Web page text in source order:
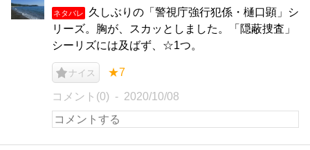
ネタバレ
久しぶりの「警視庁強行犯係・樋口顕」シ
リーズ。胸が、スカッとしました。「隠蔽捜査」
シーリズには及ばず、☆1つ。
ナイス ★7
コメント(0) 2020/10/08